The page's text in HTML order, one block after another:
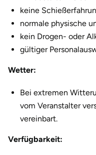
keine
normale physische
kein Drogen- oder
gültiger
Wetter:
Bei extremen
vom Veranstalter
vereinbart.
Verfügbarkeit:
Fürstenfeldbruck
Fürth
Gera
Gersfeld